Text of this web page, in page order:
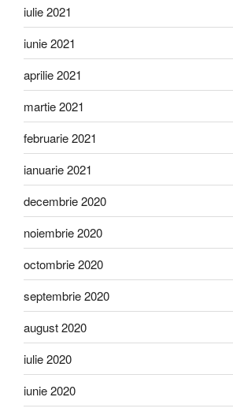
iulie 2021
iunie 2021
aprilie 2021
martie 2021
februarie 2021
ianuarie 2021
decembrie 2020
noiembrie 2020
octombrie 2020
septembrie 2020
august 2020
iulie 2020
iunie 2020